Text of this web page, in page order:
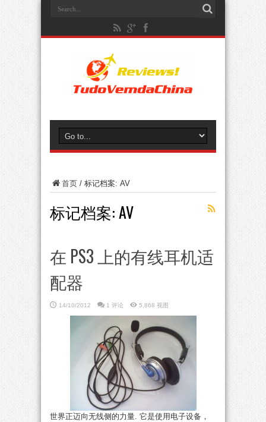
首页 / 标记档案: AV
标记档案:AV
在 PS3 上的有线耳机适
配器
14/10/2012 1 评论 5,868 视图
世界正迈向无线侧的力量. 它是使用电子设备，